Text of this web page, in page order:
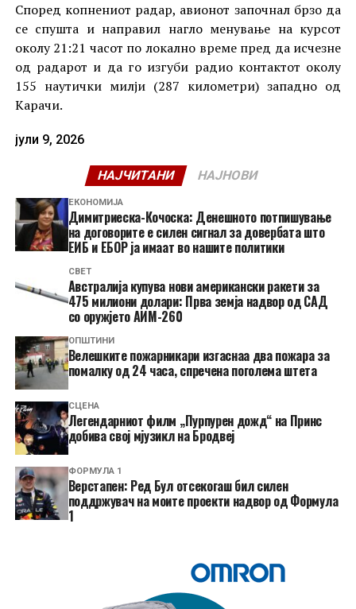
Според копнениот радар, авионот започнал брзо да
се спушта и направил нагло менување на курсот
околу 21:21 часот по локално време пред да исчезне
од радарот и да го изгуби радио контактот околу
155 наутички милји (287 километри) западно од
Карачи.
јули 9, 2026
НАЈЧИТАНИ НАЈНОВИ
ЕКОНОМИЈА
Димитриеска-Кочоска: Денешното потпишување
на договорите е силен сигнал за довербата што
ЕИБ и ЕБОР ја имаат во нашите политики
СВЕТ
Австралија купува нови американски ракети за
475 милиони долари: Прва земја надвор од САД
со оружјето АИМ-260
ОПШТИНИ
Велешките пожарникари изгаснаа два пожара за
помалку од 24 часа, спречена поголема штета
СЦЕНА
Легендарниот филм „Пурпурен дожд“ на Принс
добива свој мјузикл на Бродвеј
ФОРМУЛА 1
Верстапен: Ред Бул отсекогаш бил силен
поддржувач на моите проекти надвор од Формула
1